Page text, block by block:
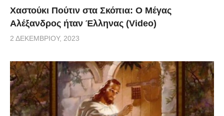
Χαστούκι Πούτιν στα Σκόπια: Ο Μέγας
Αλέξανδρος ήταν Έλληνας (Video)
2 ΔΕΚΕΜΒΡΊΟΥ, 2023